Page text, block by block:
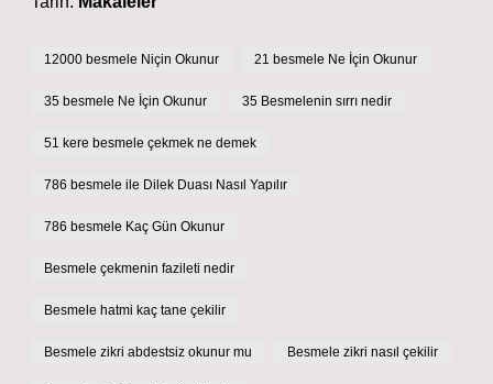
12000 besmele Niçin Okunur 21 besmele Ne İçin Okunur
35 besmele Ne İçin Okunur 35 Besmelenin sırrı nedir
51 kere besmele çekmek ne demek
786 besmele ile Dilek Duası Nasıl Yapılır
786 besmele Kaç Gün Okunur
Besmele çekmenin fazileti nedir
Besmele hatmi kaç tane çekilir
Besmele zikri abdestsiz okunur mu Besmele zikri nasıl çekilir